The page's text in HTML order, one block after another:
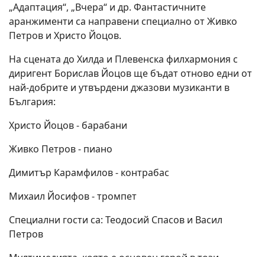
„Адаптация“, „Вчера“ и др. Фантастичните
аранжименти са направени специално от Живко
Петров и Христо Йоцов.
На сцената до Хилда и Плевенска филхармония с
диригент Борислав Йоцов ще бъдат отново едни от
най-добрите и утвърдени джазови музиканти в
България:
Христо Йоцов - барабани
Живко Петров - пиано
Димитър Карамфилов - контрабас
Михаил Йосифов - тромпет
Специални гости са: Теодосий Спасов и Васил
Петров